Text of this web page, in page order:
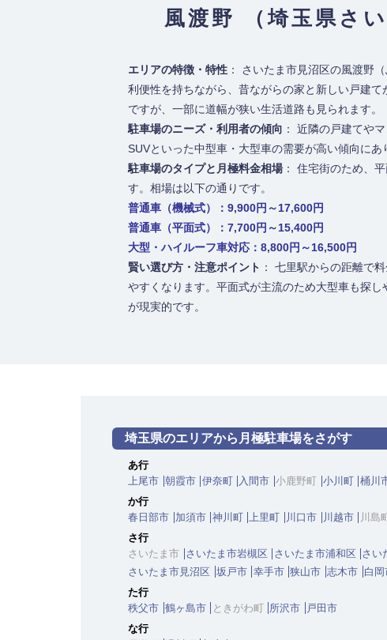
風渡野 （埼玉県さ
エリアの特徴・特性 ： さいたま市見沼区の風渡野
利便性を持ちながら、昔ながらの家と新しい戸建
ですが、一部に道幅が狭い生活道路も見られます。
駐車場のニーズ・利用者の傾向 ： 近隣の戸建てや
SUVといった中型車・大型車の需要が高い傾向に
駐車場のタイプと月極料金相場 ： 住宅街のため、
す。相場は以下の通りです。
普通車（機械式）：9,900円～17,600円
普通車（平面式）：7,700円～15,400円
大型・ハイルーフ車対応：8,800円～16,500円
賢い選び方・注意ポイント ： 七里駅からの距離で
やすくなります。平面式が主流のため大型車も探
が現実的です。
埼玉県のエリアから月極駐車場をさがす
あ行
上尾市 朝霞市 伊奈町 入間市 小鹿野町 小川町 桶川
か行
春日部市 加須市 神川町 上里町 川口市 川越市 川島
さ行
さいたま市 さいたま市岩槻区 さいたま市浦和区 さい
さいたま市見沼区 坂戸市 幸手市 狭山市 志木市 白岡
た行
秩父市 鶴ヶ島市 ときがわ町 所沢市
戸田市
な行